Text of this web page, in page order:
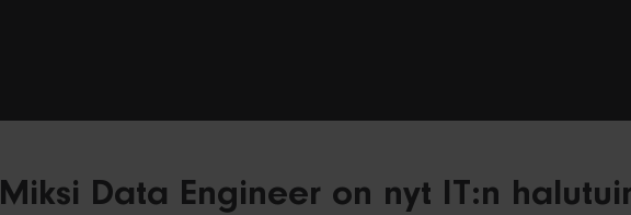
Miksi Data Engineer on nyt IT:n